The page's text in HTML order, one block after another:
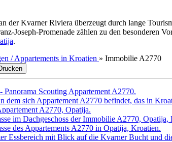
der Kvarner Riviera überzeugt durch lange
Joseph-Promenade zählen zu den besonderen
.
/ Appartements in Kroatien » Immobilie A2770